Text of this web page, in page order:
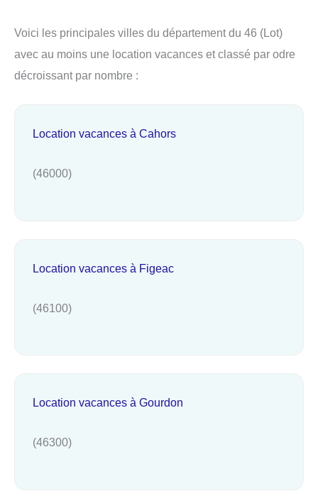
Voici les principales villes du département du 46 (Lot)
avec au moins une location vacances et classé par odre
décroissant par nombre :
Location vacances à Cahors
(46000)
Location vacances à Figeac
(46100)
Location vacances à Gourdon
(46300)